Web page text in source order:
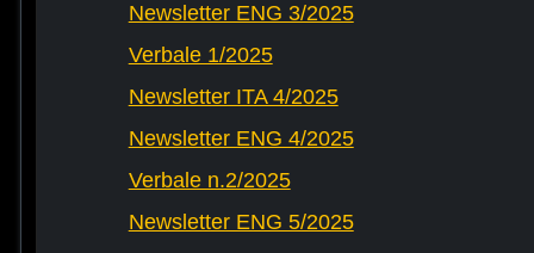
Newsletter ENG 3/2025
Verbale 1/2025
Newsletter ITA 4/2025
Newsletter ENG 4/2025
Verbale n.2/2025
Newsletter ENG 5/2025